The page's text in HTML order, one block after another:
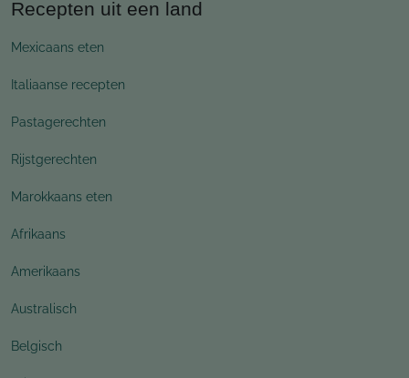
Recepten uit een land
Mexicaans eten
Italiaanse recepten
Pastagerechten
Rijstgerechten
Marokkaans eten
Afrikaans
Amerikaans
Australisch
Belgisch